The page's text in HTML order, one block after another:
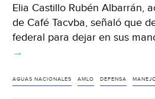
Elia Castillo Rubén Albarrán,
de Café Tacvba, señaló que
federal para dejar en sus
→
AGUAS NACIONALES AMLO DEFENSA